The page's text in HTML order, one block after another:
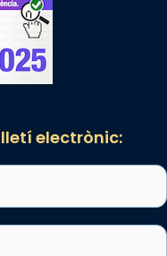
electrònic: